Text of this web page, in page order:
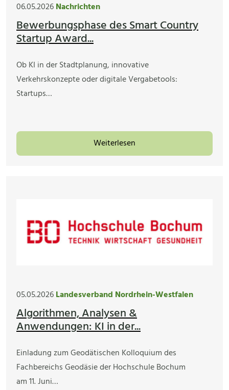
06.05.2026Nachrichten
Bewerbungsphase des Smart Country
Startup Award...
Ob KI in der Stadtplanung, innovative
Verkehrskonzepte oder digitale Vergabetools:
Startups…
Weiterlesen
05.05.2026Landesverband Nordrhein-Westfalen
Algorithmen, Analysen &
Anwendungen: KI in der...
Einladung zum Geodätischen Kolloquium des
Fachbereichs Geodäsie der Hochschule Bochum
am 11. Juni…